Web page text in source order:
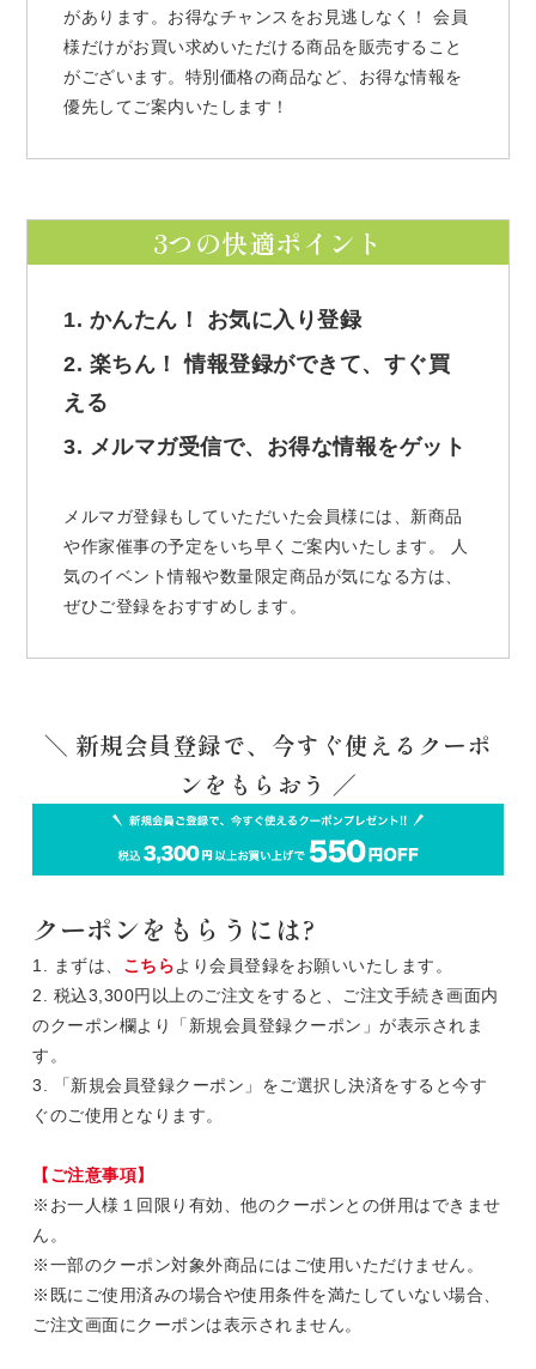
があります。お得なチャンスをお見逃しなく！ 会員
様だけがお買い求めいただける商品を販売すること
がございます。特別価格の商品など、お得な情報を
優先してご案内いたします！
3つの快適ポイント
1. かんたん！ お気に入り登録
2. 楽ちん！ 情報登録ができて、すぐ買
える
3. メルマガ受信で、お得な情報をゲット
メルマガ登録もしていただいた会員様には、新商品
や作家催事の予定をいち早くご案内いたします。 人
気のイベント情報や数量限定商品が気になる方は、
ぜひご登録をおすすめします。
＼ 新規会員登録で、今すぐ使えるクーポ
ンをもらおう ／
クーポンをもらうには?
1. まずは、 こちらより会員登録をお願いいたします。
2. 税込3,300円以上のご注文をすると、ご注文手続き画面内
のクーポン欄より「新規会員登録クーポン」が表示されま
す。
3. 「新規会員登録クーポン」をご選択し決済をすると今す
ぐのご使用となります。
【ご注意事項】
※お一人様１回限り有効、他のクーポンとの併用はできませ
ん。
※一部のクーポン対象外商品にはご使用いただけません。
※既にご使用済みの場合や使用条件を満たしていない場合、
ご注文画面にクーポンは表示されません。